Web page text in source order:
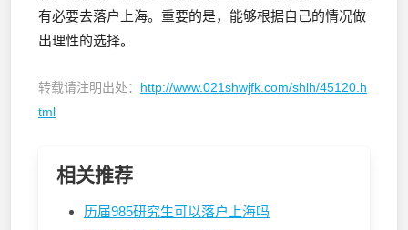
有必要去落户上海。重要的是，能够根据自己的情况做
出理性的选择。
转载请注明出处： http://www.021shwjfk.com/shlh/45120.h
tml
相关推荐
历届985研究生可以落户上海吗